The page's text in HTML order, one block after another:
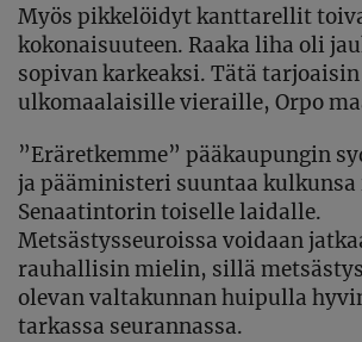
Myös pikkelöidyt kanttarellit
kokonaisuuteen. Raaka liha oli
sopivan karkeaksi. Tätä
ulkomaalaisille vieraille, Orpo
”Eräretkemme” pääkaupungin
ja pääministeri suuntaa
Senaatintorin toiselle laidalle.
Metsästysseuroissa voidaan
rauhallisin mielin, sillä
olevan valtakunnan huipulla
tarkassa seurannassa.